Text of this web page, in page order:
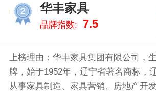
华丰家具
品牌指数: 7.5
上榜理由：华丰家具集团有限公司，
牌，始于1952年，辽宁省著名商标，
从事家具制造、家具营销、房地产开